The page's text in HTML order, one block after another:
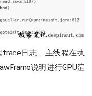
日志，主线程在执
说明进行GPU渲